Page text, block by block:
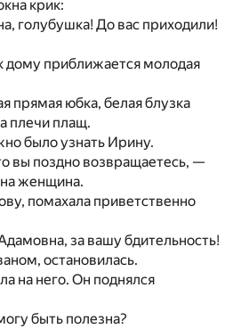
крик:
голубушка! До вас приходили!
дому приближается молодая
прямая юбка, белая блузка
плечи плащ.
было узнать Ирину.
вы поздно возвращаетесь, —
женщина.
помахала приветственно
за вашу бдительность!
остановилась.
на него. Он поднялся
быть полезна?